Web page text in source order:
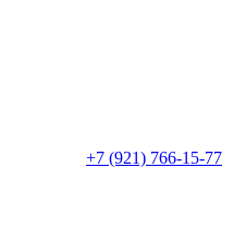
+7 (921) 766-15-77